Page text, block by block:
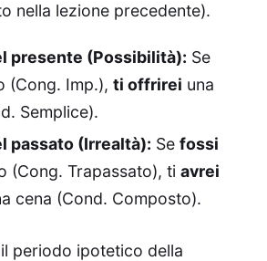
nella lezione precedente).
presente (Possibilità): Se
(Cong. Imp.), ti offrirei una
Semplice).
passato (Irrealtà): Se fossi
(Cong. Trapassato), ti avrei
cena (Cond. Composto).
periodo ipotetico della